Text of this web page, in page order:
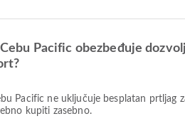
Cebu Pacific obezbeđuje
kupiti zasebno.